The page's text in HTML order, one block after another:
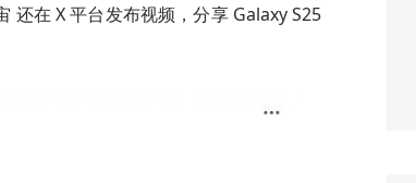
还在 X 平台发布视频，分享 Galaxy S25